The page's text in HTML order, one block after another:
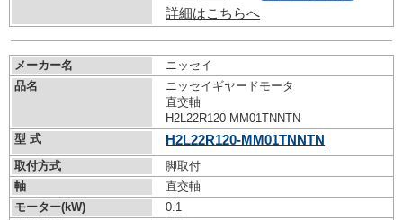
詳細はこちらへ
メーカー名
ニッセイ
品名
ニッセイギヤードモータ
直交軸
H2L22R120-MM01TNNTN
型 式
H2L22R120-MM01TNNTN
取付方式
脚取付
軸
直交軸
モーター(kW)
0.1